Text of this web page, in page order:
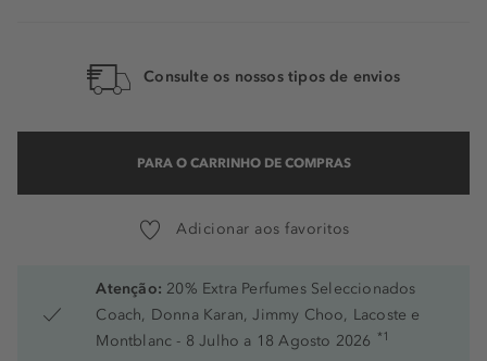
Consulte os nossos tipos de envios
PARA O CARRINHO DE COMPRAS
Adicionar aos favoritos
Atenção: 20% Extra Perfumes Seleccionados
Coach, Donna Karan, Jimmy Choo, Lacoste e
Montblanc - 8 Julho a 18 Agosto 2026 *1